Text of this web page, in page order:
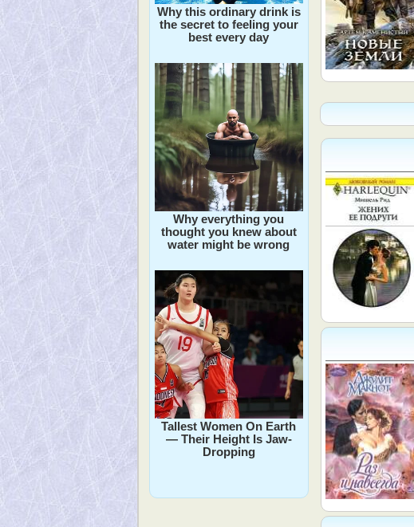
Why this ordinary drink is
the secret to feeling your
best every day
Why everything you
thought you knew about
water might be wrong
Tallest Women On Earth
— Their Height Is Jaw-
Dropping